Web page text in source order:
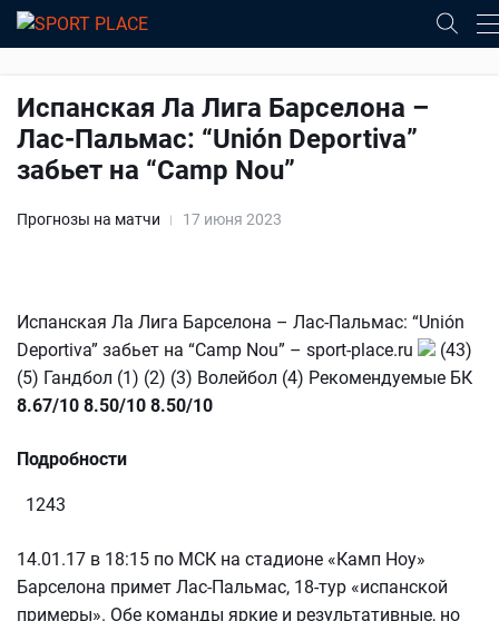
Испанская Ла Лига Барселона –
Лас-Пальмас: “Unión Deportiva”
забьет на “Camp Nou”
Прогнозы на матчи 17 июня 2023
Испанская Ла Лига Барселона – Лас-Пальмас: “Unión
Deportiva” забьет на “Camp Nou” – sport-place.ru
(43)
(5) Гандбол (1) (2) (3) Волейбол (4) Рекомендуемые БК
8.67/10 8.50/10 8.50/10
Подробности
1243
14.01.17 в 18:15 по МСК на стадионе «Камп Ноу»
Барселона примет Лас-Пальмас, 18-тур «испанской
примеры». Обе команды яркие и результативные, но